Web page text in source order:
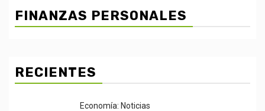
FINANZAS PERSONALES
RECIENTES
Economía: Noticias